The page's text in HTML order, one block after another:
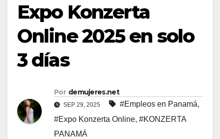
Expo Konzerta
Online 2025 en solo
3 días
Por demujeres.net
SEP 29, 2025 #Empleos en Panamá,
#Expo Konzerta Online, #KONZERTA
PANAMÁ